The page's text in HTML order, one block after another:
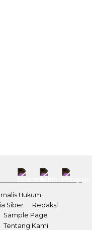
Hukum
Siber
Redaksi
Sample Page
Tentang Kami